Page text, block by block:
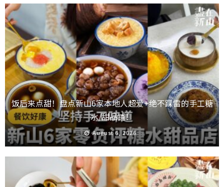
饭后来点甜！盘点新山6家本地人超爱+绝不踩雷的手工糖
水/甜品铺！
August 6, 2026